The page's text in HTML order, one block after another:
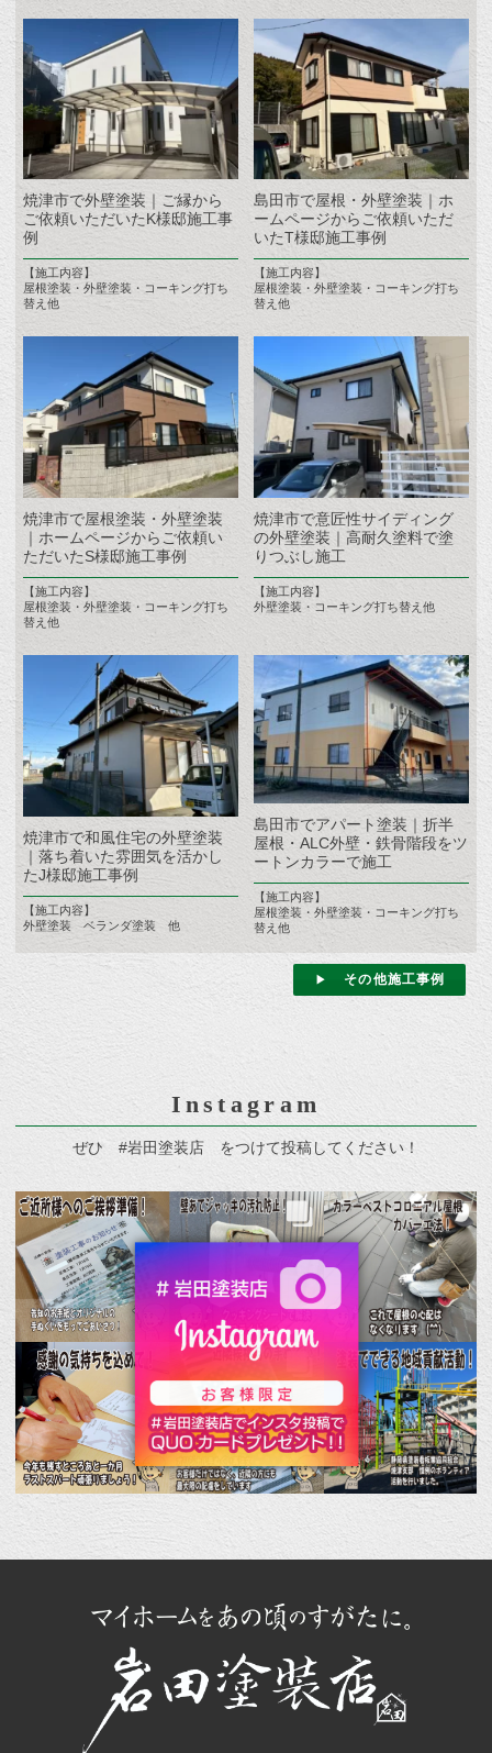
焼津市で外壁塗装｜ご縁から
ご依頼いただいたK様邸施工事
例
【施工内容】
屋根塗装・外壁塗装・コーキング打ち
替え他
島田市で屋根・外壁塗装｜ホ
ームページからご依頼いただ
いたT様邸施工事例
【施工内容】
屋根塗装・外壁塗装・コーキング打ち
替え他
焼津市で屋根塗装・外壁塗装
｜ホームページからご依頼い
ただいたS様邸施工事例
【施工内容】
屋根塗装・外壁塗装・コーキング打ち
替え他
焼津市で意匠性サイディング
の外壁塗装｜高耐久塗料で塗
りつぶし施工
【施工内容】
外壁塗装・コーキング打ち替え他
焼津市で和風住宅の外壁塗装
｜落ち着いた雰囲気を活かし
たJ様邸施工事例
【施工内容】
外壁塗装 ベランダ塗装 他
島田市でアパート塗装｜折半
屋根・ALC外壁・鉄骨階段をツ
ートンカラーで施工
【施工内容】
屋根塗装・外壁塗装・コーキング打ち
替え他
その他施工事例
Instagram
ぜひ #岩田塗装店 をつけて投稿してください！